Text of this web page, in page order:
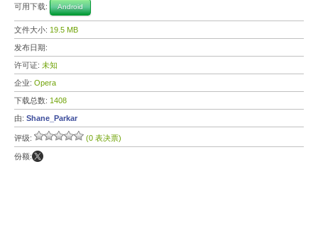
可用下载: Android
文件大小: 19.5 MB
发布日期:
许可证: 未知
企业: Opera
下载总数: 1408
由: Shane_Parkar
评级: (0 表决票)
份额: